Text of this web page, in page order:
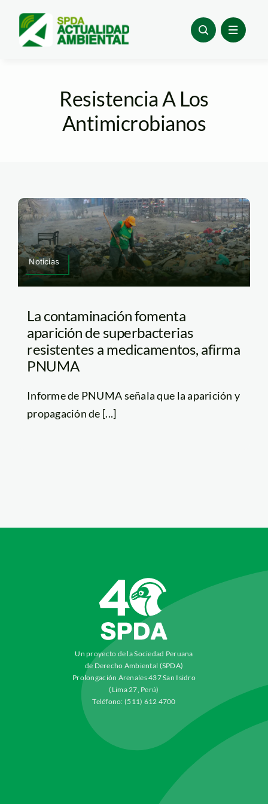
content
Resistencia A Los
Antimicrobianos
Noticias
La contaminación fomenta
aparición de superbacterias
resistentes a medicamentos, afirma
PNUMA
Informe de PNUMA señala que la aparición y
propagación de [...]
Un proyecto de la Sociedad Peruana
de Derecho Ambiental (SPDA)
Prolongación Arenales 437 San Isidro
(Lima 27, Perú)
Teléfono: (511) 612 4700